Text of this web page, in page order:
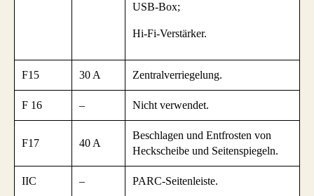
USB-Box;
Hi-Fi-Verstärker.
F15 30 A Zentralverriegelung.
F 16 – Nicht verwendet.
F17 40 A
Beschlagen und Entfrosten von
Heckscheibe und Seitenspiegeln.
IIC – PARC-Seitenleiste.